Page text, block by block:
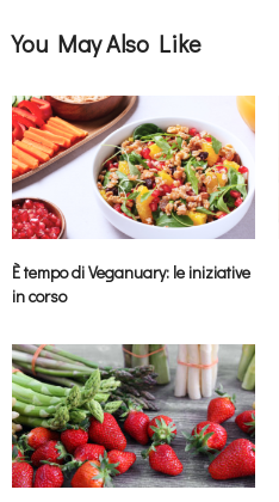
You May Also Like
È tempo di Veganuary: le iniziative
in corso